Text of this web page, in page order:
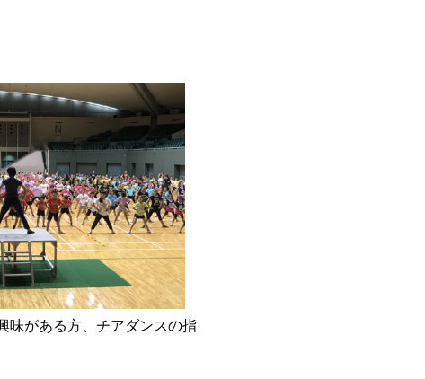
味がある方、チアダンスの指